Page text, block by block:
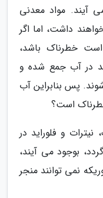
آیند. مواد معدنی
داشت، اما اگر
خطرناک باشد،
در آب جمع شده و
پس بنابراین آب
است؟
و فلوراید در
بوجود می آیند،
نمی توانند منجر